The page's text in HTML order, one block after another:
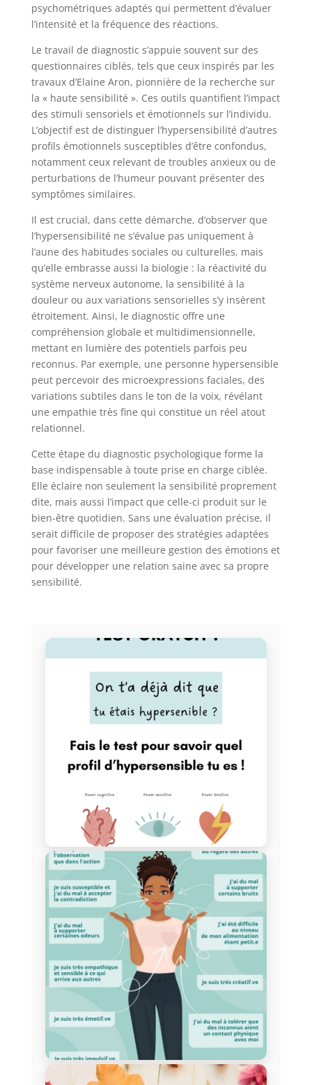
psychométriques adaptés qui permettent d’évaluer
l’intensité et la fréquence des réactions.
Le travail de diagnostic s’appuie souvent sur des
questionnaires ciblés, tels que ceux inspirés par les
travaux d’Elaine Aron, pionnière de la recherche sur
la « haute sensibilité ». Ces outils quantifient l’impact
des stimuli sensoriels et émotionnels sur l’individu.
L’objectif est de distinguer l’hypersensibilité d’autres
profils émotionnels susceptibles d’être confondus,
notamment ceux relevant de troubles anxieux ou de
perturbations de l’humeur pouvant présenter des
symptômes similaires.
Il est crucial, dans cette démarche, d’observer que
l’hypersensibilité ne s’évalue pas uniquement à
l’aune des habitudes sociales ou culturelles, mais
qu’elle embrasse aussi la biologie : la réactivité du
système nerveux autonome, la sensibilité à la
douleur ou aux variations sensorielles s’y insèrent
étroitement. Ainsi, le diagnostic offre une
compréhension globale et multidimensionnelle,
mettant en lumière des potentiels parfois peu
reconnus. Par exemple, une personne hypersensible
peut percevoir des microexpressions faciales, des
variations subtiles dans le ton de la voix, révélant
une empathie très fine qui constitue un réel atout
relationnel.
Cette étape du diagnostic psychologique forme la
base indispensable à toute prise en charge ciblée.
Elle éclaire non seulement la sensibilité proprement
dite, mais aussi l’impact que celle-ci produit sur le
bien-être quotidien. Sans une évaluation précise, il
serait difficile de proposer des stratégies adaptées
pour favoriser une meilleure gestion des émotions et
pour développer une relation saine avec sa propre
sensibilité.